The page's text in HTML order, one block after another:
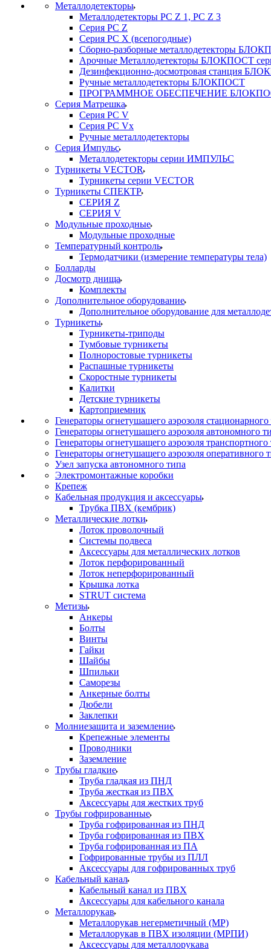
Металлодетекторы
Металлодетекторы РС Z 1, PC Z 3
Серия РС Z
Серия РС X (всепогодные)
Сборно-разборные металлодетекторы
Арочные Металлодетекторы БЛОКПОСТ
Дезинфекционно-досмотровая станция
Ручные металлодетекторы БЛОКПОСТ
ПРОГРАММНОЕ ОБЕСПЕЧЕНИЕ
Серия Матрешка
Серия PC V
Серия PC Vx
Ручные металлодетекторы
Серия Импульс
Металлодетекторы серии ИМПУЛЬС
Турникеты VECTOR
Турникеты серии VECTOR
Турникеты СПЕКТР
СЕРИЯ Z
СЕРИЯ V
Модульные проходные
Модульные проходные
Температурный контроль
Термодатчики (измерение температуры тела)
Болларды
Досмотр днища
Комплекты
Дополнительное оборудование
Дополнительное оборудование для
Турникеты
Турникеты-триподы
Тумбовые турникеты
Полноростовые турникеты
Распашные турникеты
Скоростные турникеты
Калитки
Детские турникеты
Картоприемник
Генераторы огнетушащего аэрозоля стационарного
Генераторы огнетушащего аэрозоля автономного
Генераторы огнетушащего аэрозоля транспортного
Генераторы огнетушащего аэрозоля оперативного
Узел запуска автономного типа
Электромонтажные коробки
Крепеж
Кабельная продукция и аксессуары
Трубка ПВХ (кембрик)
Металлические лотки
Лоток проволочный
Системы подвеса
Аксессуары для металлических лотков
Лоток перфорированный
Лоток неперфорированный
Крышка лотка
STRUT система
Метизы
Анкеры
Болты
Винты
Гайки
Шайбы
Шпильки
Саморезы
Анкерные болты
Дюбели
Заклепки
Молниезащита и заземление
Крепежные элементы
Проводники
Заземление
Трубы гладкие
Труба гладкая из ПНД
Труба жесткая из ПВХ
Аксессуары для жестких труб
Трубы гофрированные
Труба гофрированная из ПНД
Труба гофрированная из ПВХ
Труба гофрированная из ПА
Гофрированные трубы из ПЛЛ
Аксессуары для гофрированных труб
Кабельный канал
Кабельный канал из ПВХ
Аксессуары для кабельного канала
Металлорукав
Металлорукав негерметичный (МР)
Металлорукав в ПВХ изоляции (МРПИ)
Аксессуары для металлорукава